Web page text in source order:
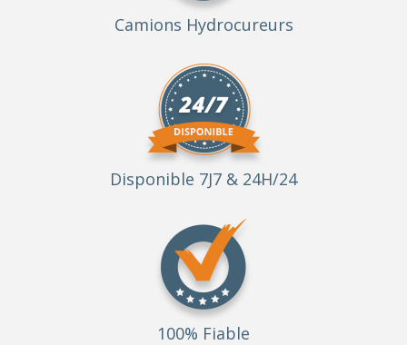
Camions Hydrocureurs
Disponible 7J7 & 24H/24
100% Fiable